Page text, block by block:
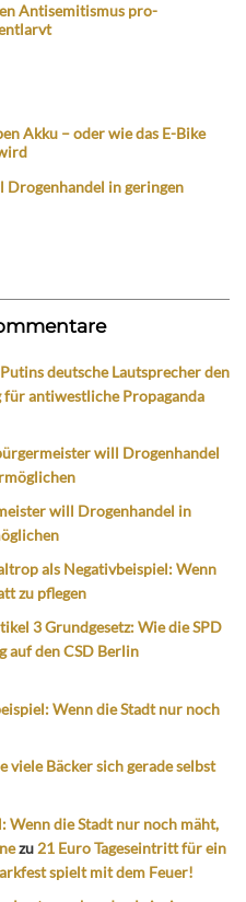
Antisemitismus pro-
Akku – oder wie das E-Bike
in geringen
deutsche Lautsprecher den
für antiwestliche Propaganda
will Drogenhandel
will Drogenhandel in
als Negativbeispiel: Wenn
zu pflegen
3 Grundgesetz: Wie die SPD
auf den CSD Berlin
Wenn die Stadt nur noch
viele Bäcker sich gerade selbst
Wenn die Stadt nur noch mäht,
zu 21 Euro Tageseintritt für ein
spielt mit dem Feuer!